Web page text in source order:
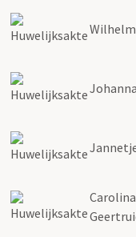
Johanna
Carolina